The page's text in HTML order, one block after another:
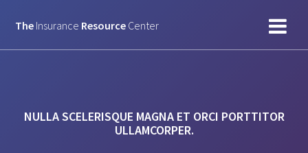
to
The Insurance Resource Center
NULLA SCELERISQUE MAGNA ET ORCI PORTTITOR
ULLAMCORPER.